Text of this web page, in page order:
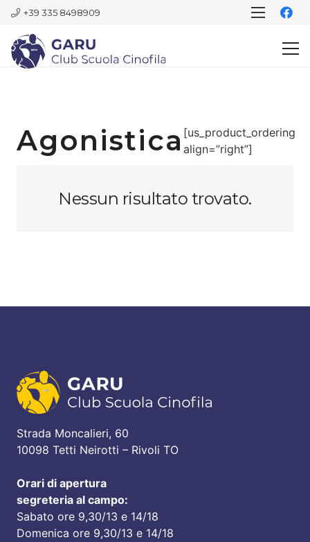
+39 335 8498909
Agonistica [us_product_ordering
align=”right”]
Nessun risultato trovato.
Strada Moncalieri, 60
10098 Tetti Neirotti – Rivoli TO
Orari di apertura
segreteria al campo:
Sabato ore 9,30/13 e 14/18
Domenica ore 9,30/13 e 14/18